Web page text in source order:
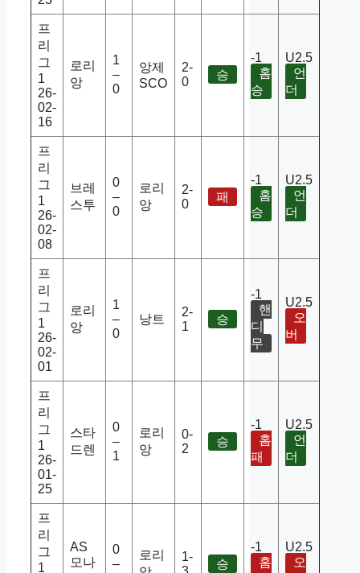
프
리
그
1
26-
02-
16
로리
앙
1
–
0
앙제
SCO
2-
0
승
-1
홈
승
U2.5
언
더
프
리
그
1
26-
02-
08
브레
스투
0
–
0
로리
앙
2-
0
패
-1
홈
승
U2.5
언
더
프
리
그
1
26-
02-
01
로리
앙
1
–
0
낭트
2-
1
승
-1
핸
디
무
U2.5
오
버
프
리
그
1
26-
01-
25
스타
드렌
0
–
1
로리
앙
0-
2
승
-1
홈
패
U2.5
언
더
프
리
그
1
AS
모나
0
–
로리
1-
승
-1
홈
U2.5
오